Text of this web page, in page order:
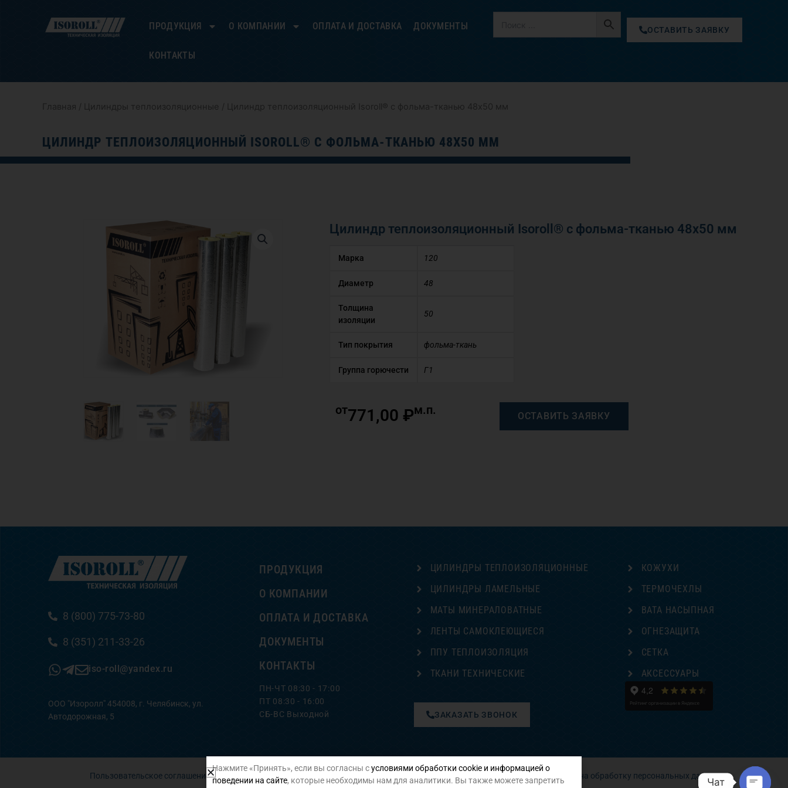
ПРОДУКЦИЯ О КОМПАНИИ ОПЛАТА И ДОСТАВКА ДОКУМЕНТЫ
КОНТАКТЫ
ОСТАВИТЬ ЗАЯВКУ
Главная / Цилиндры теплоизоляционные / Цилиндр теплоизоляционный Isoroll® с фольма-тканью 48х50 мм
ЦИЛИНДР ТЕПЛОИЗОЛЯЦИОННЫЙ ISOROLL® С ФОЛЬМА-ТКАНЬЮ 48Х50 ММ
Цилиндр теплоизоляционный Isoroll® с фольма-тканью 48х50 мм
Марка 120
Диаметр 48
Толщина
изоляции
50
Тип покрытия фольма-ткань
Группа горючести Г1
от771,00 ₽м.п. ОСТАВИТЬ ЗАЯВКУ
8 (800) 775-73-80
8 (351) 211-33-26
iso-roll@yandex.ru
ООО "Изоролл" 454008, г. Челябинск, ул.
Автодорожная, 5
ПРОДУКЦИЯ
О КОМПАНИИ
ОПЛАТА И ДОСТАВКА
ДОКУМЕНТЫ
КОНТАКТЫ
ПН-ЧТ 08:30 - 17:00
ПТ 08:30 - 16:00
СБ-ВС Выходной
ЦИЛИНДРЫ ТЕПЛОИЗОЛЯЦИОННЫЕ
ЦИЛИНДРЫ ЛАМЕЛЬНЫЕ
МАТЫ МИНЕРАЛОВАТНЫЕ
ЛЕНТЫ САМОКЛЕЮЩИЕСЯ
ППУ ТЕПЛОИЗОЛЯЦИЯ
ТКАНИ ТЕХНИЧЕСКИЕ
ЗАКАЗАТЬ ЗВОНОК
КОЖУХИ
ТЕРМОЧЕХЛЫ
ВАТА НАСЫПНАЯ
ОГНЕЗАЩИТА
СЕТКА
АКСЕССУАРЫ
Пользовательское соглашение Политика конфиденциальности Согласие на обработку персональных данных
Чат
Нажмите «Принять», если вы согласны сусловиями обработки cookie и информацией о
поведении на сайте, которые необходимы нам для аналитики. Вы также можете запретить